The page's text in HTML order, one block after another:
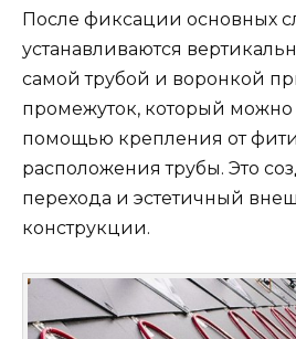
После фиксации основных
устанавливаются
самой трубой и воронкой
промежуток, который можно
помощью крепления от
расположения трубы. Это
перехода и эстетичный
конструкции.